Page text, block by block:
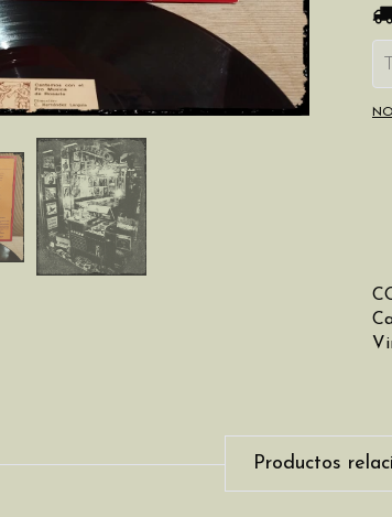
Productos